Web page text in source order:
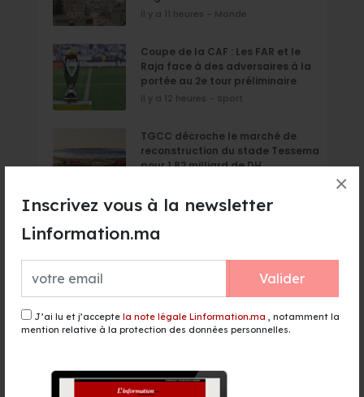
Inscrivez vous à la newsletter
Linformation.ma
Valider
J’ai lu et j’accepte la note légale Linformation.ma , notamment la
mention relative à la protection des données personnelles.
×
il y a 11 heures - Monde
Coupe de la CAF : Les FAR et le
Raja face à des adversaires à la
portée au 2e tour préliminaire
il y a 12 heures - Sport
TGCC décroche le marché de
reconstruction du stade Tessema
pour 1,82 milliard de DH
Ryanair accélère son